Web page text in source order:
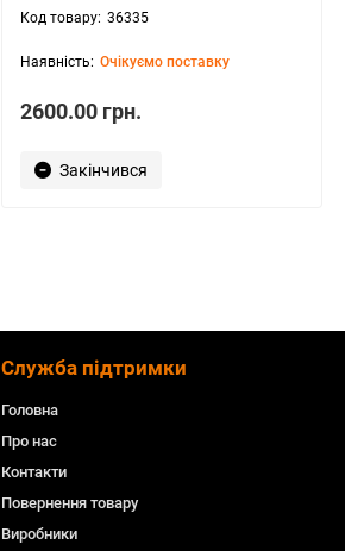
36335
Очікуємо поставку
2600.00 грн.
Закінчився
Служба підтримки
Головна
Про нас
Контакти
Повернення товару
Виробники